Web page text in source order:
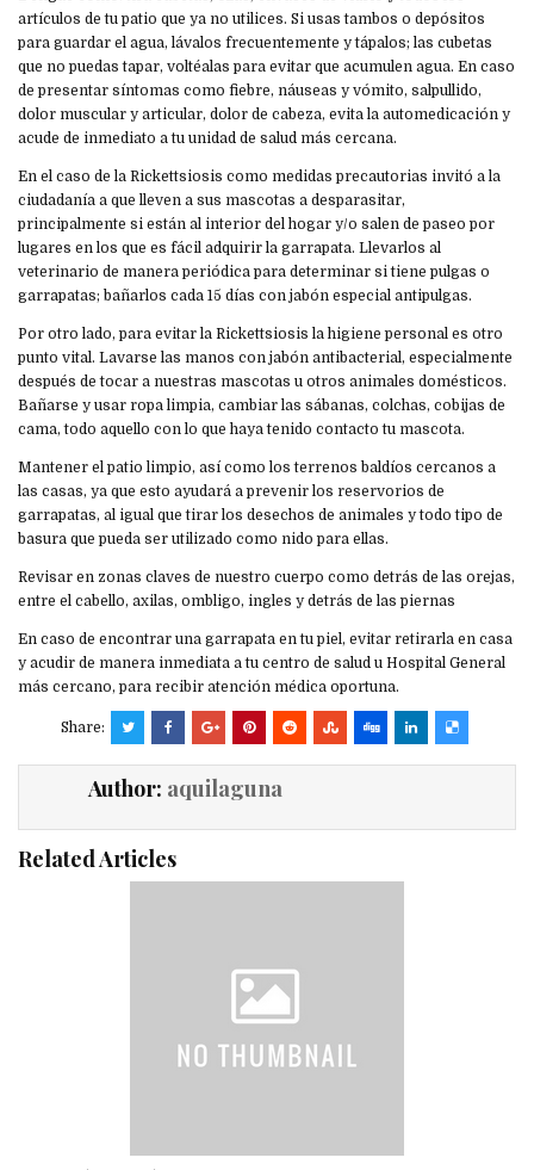
artículos de tu patio que ya no utilices. Si usas tambos o depósitos
para guardar el agua, lávalos frecuentemente y tápalos; las cubetas
que no puedas tapar, voltéalas para evitar que acumulen agua. En caso
de presentar síntomas como fiebre, náuseas y vómito, salpullido,
dolor muscular y articular, dolor de cabeza, evita la automedicación y
acude de inmediato a tu unidad de salud más cercana.
En el caso de la Rickettsiosis como medidas precautorias invitó a la
ciudadanía a que lleven a sus mascotas a desparasitar,
principalmente si están al interior del hogar y/o salen de paseo por
lugares en los que es fácil adquirir la garrapata. Llevarlos al
veterinario de manera periódica para determinar si tiene pulgas o
garrapatas; bañarlos cada 15 días con jabón especial antipulgas.
Por otro lado, para evitar la Rickettsiosis la higiene personal es otro
punto vital. Lavarse las manos con jabón antibacterial, especialmente
después de tocar a nuestras mascotas u otros animales domésticos.
Bañarse y usar ropa limpia, cambiar las sábanas, colchas, cobijas de
cama, todo aquello con lo que haya tenido contacto tu mascota.
Mantener el patio limpio, así como los terrenos baldíos cercanos a
las casas, ya que esto ayudará a prevenir los reservorios de
garrapatas, al igual que tirar los desechos de animales y todo tipo de
basura que pueda ser utilizado como nido para ellas.
Revisar en zonas claves de nuestro cuerpo como detrás de las orejas,
entre el cabello, axilas, ombligo, ingles y detrás de las piernas
En caso de encontrar una garrapata en tu piel, evitar retirarla en casa
y acudir de manera inmediata a tu centro de salud u Hospital General
más cercano, para recibir atención médica oportuna.
Share:
Author: aquilaguna
Related Articles